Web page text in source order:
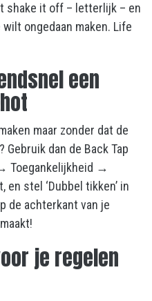
shake it off – letterlijk – en
ongedaan maken. Life
een
maar zonder dat de
dan de Back Tap
Toegankelijkheid →
stel ‘Dubbel tikken’ in
de achterkant van je
je regelen